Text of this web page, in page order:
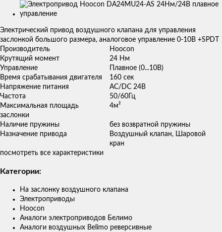
Изображения
товаров
Электрический привод воздушного клапана для управления
заслонкой большого размера, аналоговое управление 0-10В +SPDT
Производитель
Hoocon
Крутящий момент
24 Нм
Управление
Плавное (0...10В)
Время срабатывания двигателя
160 сек
Напряжение питания
AC/DC 24В
Частота
50/60Гц
Максимальная площадь
заслонки
4м²
Наличие пружины
без возвратной пружины
Назначение привода
Воздушный клапан, Шаровой
кран
посмотреть все характеристики
Категории:
На заслонку воздушного клапана
Электроприводы
Hoocon
Аналоги электроприводов Белимо
Аналоги воздушных Belimo реверсивные